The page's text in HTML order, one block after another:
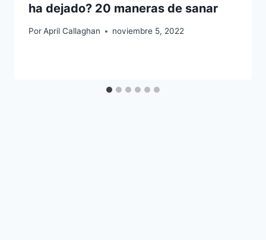
ha dejado? 20 maneras de sanar
PorApril Callaghan noviembre 5, 2022